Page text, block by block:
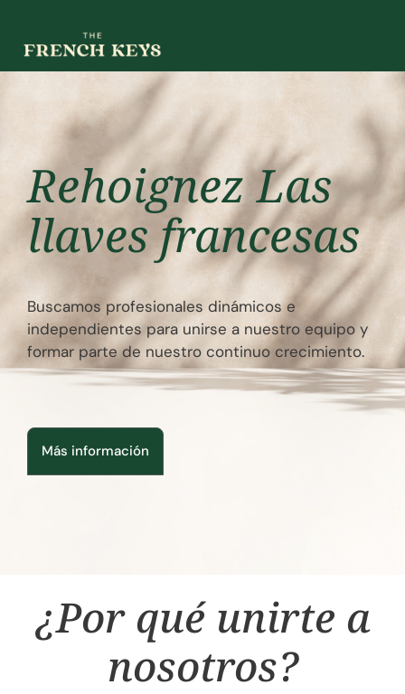
Rehoignez Las
llaves francesas
Buscamos profesionales dinámicos e
independientes para unirse a nuestro equipo y
formar parte de nuestro continuo crecimiento.
Más información
¿Por qué unirte a
nosotros?